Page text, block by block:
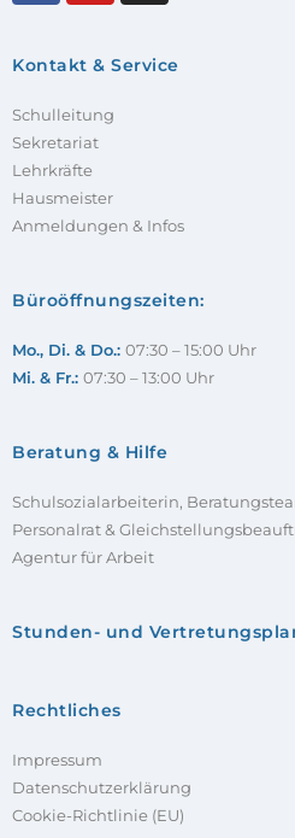
Kontakt & Service
Schulleitung
Sekretariat
Lehrkräfte
Hausmeister
Anmeldungen & Infos
Büroöffnungszeiten:
Mo., Di. & Do.: 07:30 – 15:00 Uhr
Mi. & Fr.: 07:30 – 13:00 Uhr
Beratung & Hilfe
Schulsozialarbeiterin,
Personalrat &
Agentur für Arbeit
Stunden- und
Rechtliches
Impressum
Datenschutzerklärung
Cookie-Richtlinie (EU)